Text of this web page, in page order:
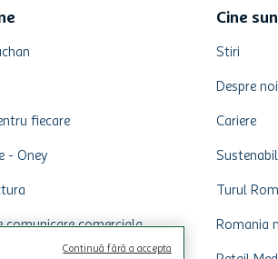
fiecare
- Oney
comunicare comerciala
Cine
Stiri
Despre noi
Cariere
Turul
Romania
Continuă fără a accepta